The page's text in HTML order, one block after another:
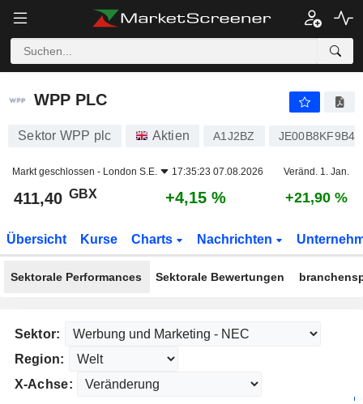
WPP PLC
WPP PLC
Sektor WPP plc Aktien A1J2BZ JE00B8KF9B49
Markt geschlossen - London S.E. 17:35:23 07.08.2026 Veränd. 1. Jan.
411,40 GBX +4,15 % +21,90 %
Übersicht Kurse Charts Nachrichten
Sektorale Performances Sektorale Bewertungen
Sektor:
Region:
X-Achse: